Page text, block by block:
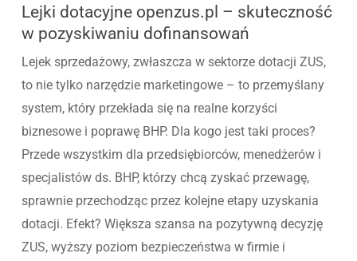
Lejki dotacyjne openzus.pl – skuteczność
w pozyskiwaniu dofinansowań
Lejek sprzedażowy, zwłaszcza w sektorze dotacji ZUS,
to nie tylko narzędzie marketingowe – to przemyślany
system, który przekłada się na realne korzyści
biznesowe i poprawę BHP. Dla kogo jest taki proces?
Przede wszystkim dla przedsiębiorców, menedżerów i
specjalistów ds. BHP, którzy chcą zyskać przewagę,
sprawnie przechodząc przez kolejne etapy uzyskania
dotacji. Efekt? Większa szansa na pozytywną decyzję
ZUS, wyższy poziom bezpieczeństwa w firmie i